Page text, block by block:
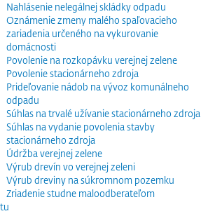
Nahlásenie nelegálnej skládky odpadu
Oznámenie zmeny malého spaľovacieho
zariadenia určeného na vykurovanie
domácnosti
Povolenie na rozkopávku verejnej zelene
Povolenie stacionárneho zdroja
Prideľovanie nádob na vývoz komunálneho
odpadu
Súhlas na trvalé užívanie stacionárneho zdroja
Súhlas na vydanie povolenia stavby
stacionárneho zdroja
Údržba verejnej zelene
Výrub drevín vo verejnej zeleni
Výrub dreviny na súkromnom pozemku
Zriadenie studne maloodberateľom